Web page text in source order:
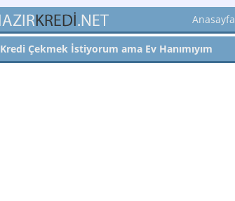
Anasayfa
Kredi Çekmek İstiyorum ama Ev Hanımıyım